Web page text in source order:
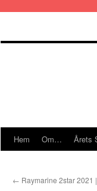
innehåll
Hem Om… Årets
← Raymarine 2star 2021